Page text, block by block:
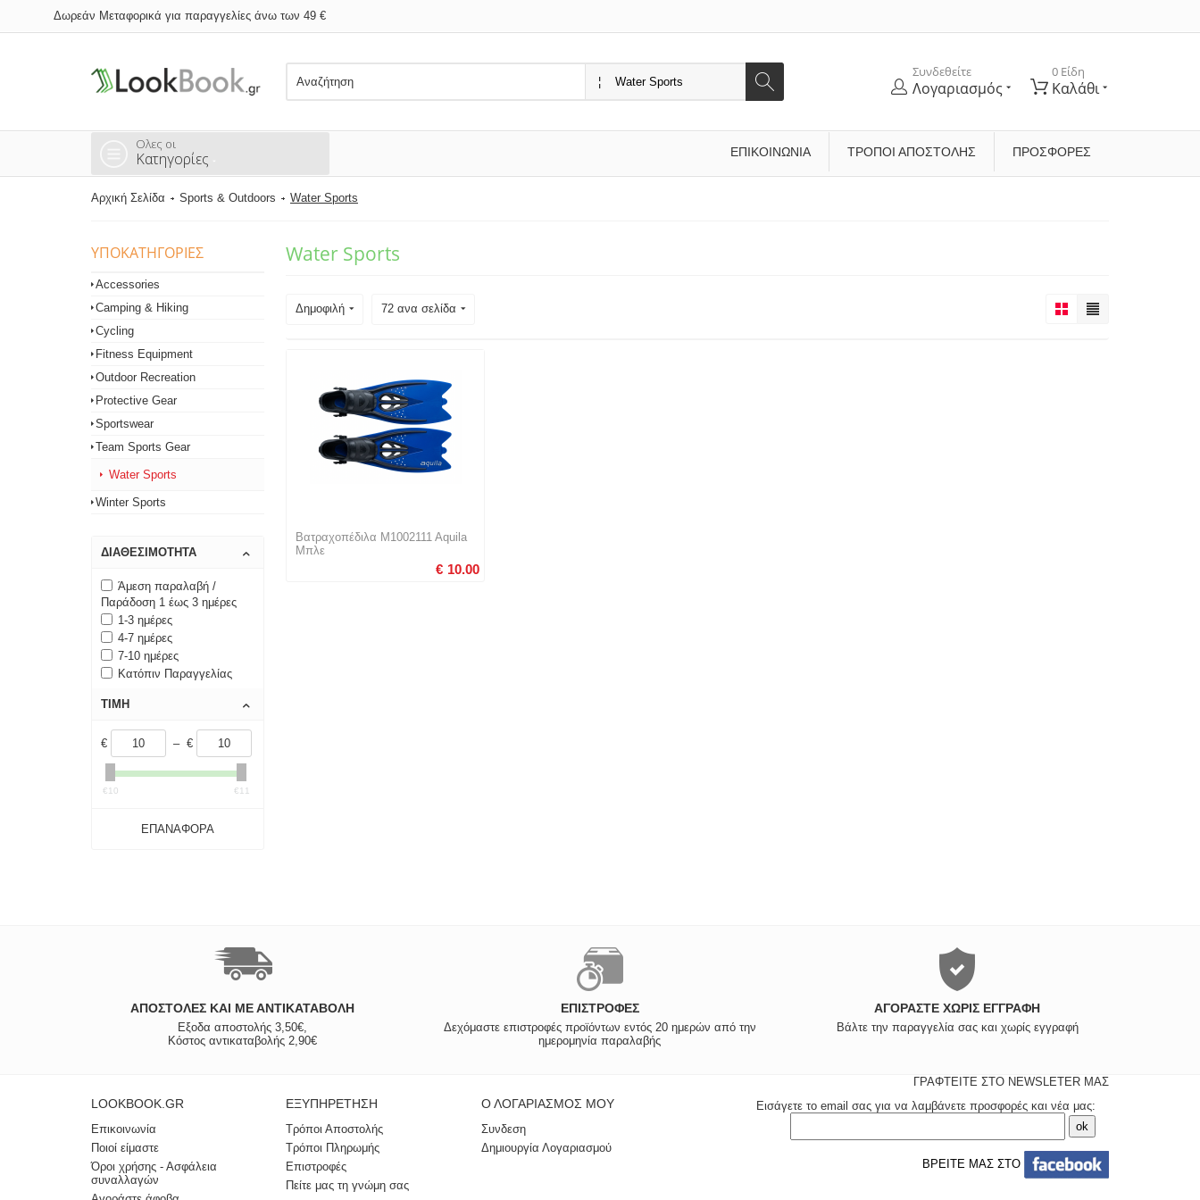
Δωρεάν Μεταφορικά για παραγγελίες άνω των 49 €
Συνδεθείτε
Λογαριασμός
0 Είδη
Καλάθι
Ολες οι
Κατηγορίες ΕΠΙΚΟΙΝΩΝΊΑ ΤΡΌΠΟΙ ΑΠΟΣΤΟΛΉΣ ΠΡΟΣΦΟΡΕΣ
Αρχική Σελίδα Sports & Outdoors Water Sports
ΥΠΟΚΑΤΗΓΟΡΊΕΣ
Accessories
Camping & Hiking
Cycling
Fitness Equipment
Outdoor Recreation
Protective Gear
Sportswear
Team Sports Gear
Water Sports
Winter Sports
ΔΙΑΘΕΣΙΜΌΤΗΤΑ
Άμεση παραλαβή /
Παράδοση 1 έως 3 ημέρες
1-3 ημέρες
4-7 ημέρες
7-10 ημέρες
Κατόπιν Παραγγελίας
ΤΙΜΉ
€ – €
€10 €11
ΕΠΑΝΑΦΟΡΆ
Water Sports
Δημοφιλή 72 ανα σελίδα
Βατραχοπέδιλα M1002111 Aquila
Μπλε
€ 10.00
ΑΠΟΣΤΟΛΈΣ ΚΑΙ ΜΕ ΑΝΤΙΚΑΤΑΒΟΛΗ
Εξοδα αποστολής 3,50€,
Κόστος αντικαταβολής 2,90€
ΕΠΙΣΤΡΟΦΈΣ
Δεχόμαστε επιστροφές προϊόντων εντός 20 ημερών από την
ημερομηνία παραλαβής
ΑΓΟΡΆΣΤΕ ΧΩΡΊΣ ΕΓΓΡΑΦΉ
Βάλτε την παραγγελία σας και χωρίς εγγραφή
LOOKBOOK.GR
Επικοινωνία
Ποιοί είμαστε
Όροι χρήσης - Ασφάλεια
συναλλαγών
ΕΞΥΠΗΡΈΤΗΣΗ
Τρόποι Αποστολής
Τρόποι Πληρωμής
Επιστροφές
Πείτε μας τη γνώμη σας
Ο ΛΟΓΑΡΙΑΣΜΌΣ ΜΟΥ
Συνδεση
Δημιουργία Λογαριασμού
ΓΡΑΦΤΕΙΤΕ ΣΤΟ NEWSLETER ΜΑΣ
Εισάγετε το email σας για να λαμβάνετε προσφορές και νέα μας:
ΒΡΕΙΤΕ ΜΑΣ ΣΤΟ